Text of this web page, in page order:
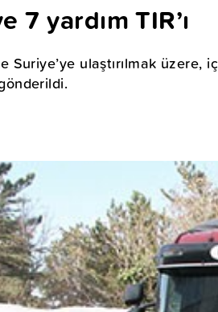
7 yardım TIR’ı
Suriye’ye ulaştırılmak üzere,